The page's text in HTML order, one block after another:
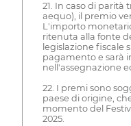
21. In caso di
aequo), il premio
L'importo
ritenuta alla fonte
legislazione fiscale
pagamento e sarà
nell'assegnazione
22. I premi sono
paese di origine,
momento del
2025.